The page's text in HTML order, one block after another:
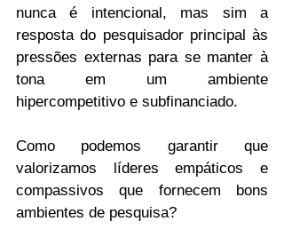
nunca é intencional, mas sim a
resposta do pesquisador principal às
pressões externas para se manter à
tona em um ambiente
hipercompetitivo e subfinanciado.
Como podemos garantir que
valorizamos líderes empáticos e
compassivos que fornecem bons
ambientes de pesquisa?